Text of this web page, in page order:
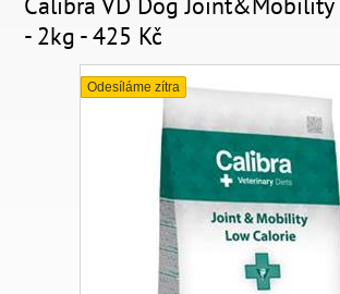
- 2kg - 425 Kč
Odesíláme zítra